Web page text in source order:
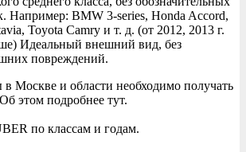
Например: BMW 3-series, Honda Accord,
Toyota Camry и т. д. (от 2012, 2013 г.
Идеальный внешний вид, без
повреждений.
Москве и области необходимо получать
этом подробнее тут.
по классам и годам.